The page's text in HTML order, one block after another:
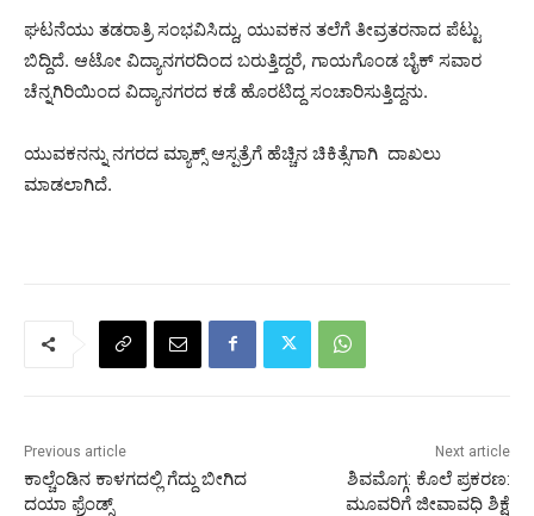
ಘಟನೆಯು ತಡರಾತ್ರಿ ಸಂಭವಿಸಿದ್ದು, ಯುವಕನ ತಲೆಗೆ ತೀವ್ರತರನಾದ ಪೆಟ್ಟು
ಬಿದ್ದಿದೆ. ಆಟೋ ವಿದ್ಯಾನಗರದಿಂದ ಬರುತ್ತಿದ್ದರೆ, ಗಾಯಗೊಂಡ ಬೈಕ್‌ ಸವಾರ
ಚೆನ್ನಗಿರಿಯಿಂದ ವಿದ್ಯಾನಗರದ ಕಡೆ ಹೊರಟಿದ್ದ ಸಂಚಾರಿಸುತ್ತಿದ್ದನು.
ಯುವಕನನ್ನು ನಗರದ ಮ್ಯಾಕ್ಸ್‌ ಆಸ್ಪತ್ರೆಗೆ ಹೆಚ್ಚಿನ ಚಿಕಿತ್ಸೆಗಾಗಿ ದಾಖಲು
ಮಾಡಲಾಗಿದೆ.
Previous article
ಕಾಲ್ಚೆಂಡಿನ ಕಾಳಗದಲ್ಲಿ ಗೆದ್ದು ಬೀಗಿದ
ದಯಾ ಫ್ರೆಂಡ್ಸ್‌
Next article
ಶಿವಮೊಗ್ಗ: ಕೊಲೆ ಪ್ರಕರಣ:
ಮೂವರಿಗೆ ಜೀವಾವಧಿ ಶಿಕ್ಷೆ